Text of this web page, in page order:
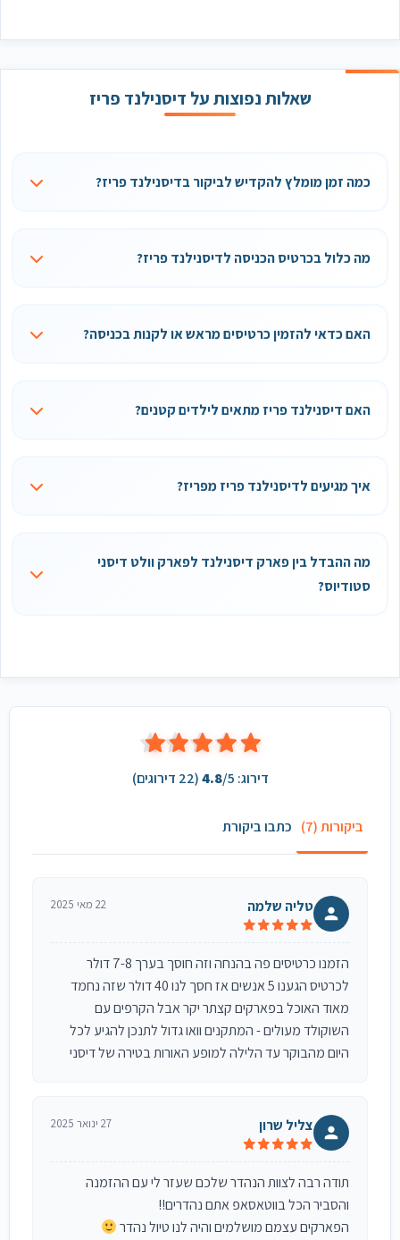
שאלות נפוצות על דיסנילנד פריז
כמה זמן מומלץ להקדיש לביקור בדיסנילנד פריז?
מה כלול בכרטיס הכניסה לדיסנילנד פריז?
האם כדאי להזמין כרטיסים מראש או לקנות בכניסה?
האם דיסנילנד פריז מתאים לילדים קטנים?
איך מגיעים לדיסנילנד פריז מפריז?
מה ההבדל בין פארק דיסנילנד לפארק וולט דיסני
סטודיוס?
דירוג: 4.8/5 (
22 דירוגים)
ביקורות (7) כתבו ביקורת
טליה שלמה 22 מאי 2025
הזמנו כרטיסים פה בהנחה וזה חוסך בערך 7-8 דולר
לכרטיס הגענו 5 אנשים אז חסך לנו 40 דולר שזה נחמד
מאוד האוכל בפארקים קצתר יקר אבל הקרפים עם
השוקולד מעולים - המתקנים וואו גדול לתנכן להגיע לכל
היום מהבוקר עד הלילה למופע האורות בטירה של דיסני
צליל שרון 27 ינואר 2025
תודה רבה לצוות הנהדר שלכם שעזר לי עם ההזמנה
והסביר הכל בווטאסאפ אתם נהדרים!!
הפארקים עצמם מושלמים והיה לנו טיול נהדר